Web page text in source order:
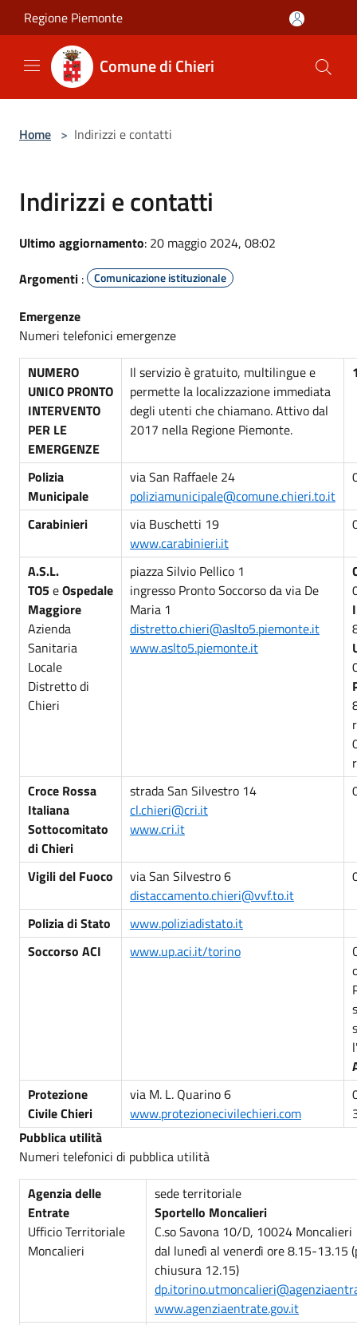
Salta al contenuto principale
Regione Piemonte
Comune di Chieri
Home > Indirizzi e contatti
Indirizzi e contatti
Ultimo aggiornamento: 20 maggio 2024, 08:02
Argomenti : Comunicazione istituzionale
Emergenze
Numeri telefonici emergenze
NUMERO
UNICO PRONTO
INTERVENTO
PER LE
EMERGENZE
Il servizio è gratuito, multilingue e
permette la localizzazione immediata
degli utenti che chiamano. Attivo dal
2017 nella Regione Piemonte.
Polizia
Municipale
via San Raffaele 24
poliziamunicipale@comune.chieri.to.it
Carabinieri
via Buschetti 19
www.carabinieri.it
A.S.L.
TO5eOspedale
Maggiore
Azienda
Sanitaria
Locale
Distretto di
Chieri
piazza Silvio Pellico 1
ingresso Pronto Soccorso da via De
Maria 1
distretto.chieri@aslto5.piemonte.it
www.aslto5.piemonte.it
Croce Rossa
Italiana
Sottocomitato
di Chieri
strada San Silvestro 14
cl.chieri@cri.it
www.cri.it
Vigili del Fuoco
via San Silvestro 6
distaccamento.chieri@vvf.to.it
Polizia di Stato
www.poliziadistato.it
Soccorso ACI
www.up.aci.it/torino
Protezione
Civile Chieri
via M. L. Quarino 6
www.protezionecivilechieri.com
Pubblica utilità
Numeri telefonici di pubblica utilità
Agenzia delle
Entrate
Ufficio Territoriale
Moncalieri
sede territoriale
Sportello Moncalieri
C.so Savona 10/D, 10024 Moncalieri
dal lunedì al venerdì ore 8.15-13.15
chiusura 12.15)
www.agenziaentrate.gov.it